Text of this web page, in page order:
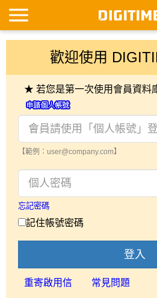
歡迎使用
★ 若您是第一次使用會員資料
【範例：user@company.com】
忘記密碼
記住帳號密碼
登入
重寄啟用信 常見問題